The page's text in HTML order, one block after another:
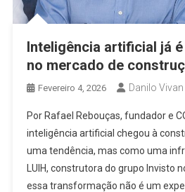
Inteligência artificial já
no mercado de
Fevereiro 4, 2026 Danilo Vivan
Por Rafael Rebouças, fundador e
inteligência artificial chegou à
uma tendência, mas como uma
LUIH, construtora do grupo Invisto
essa transformação não é um